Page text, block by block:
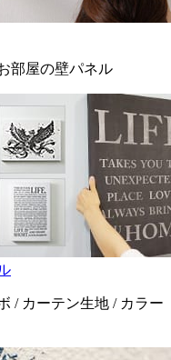
部屋の壁パネル
/ カーテン生地 / カラー